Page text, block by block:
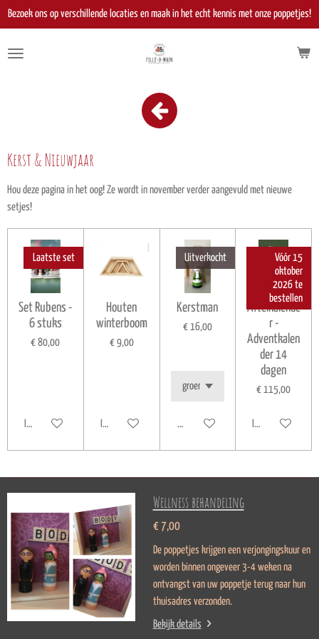
Ga
direct
naar
Bezoek ons op verschillende locaties en maak in het echt kennis met onze poppetjes!
Kerst & Nieuwjaar
Hou deze pagina in het oog! Ze wordt in november verder aangevuld met nieuwe
setjes!
Laatste set
Set Rubens -
6 stuks
€ 80,00
In winkelwagen
Houten
winterboom
€ 9,00
In winkelwagen
Uitverkocht
Kerstman
€ 16,00
Houd mij op de hoogte
Vóór 15
oktober
2026 te
bestellen
Aftelkalende
r -
Adventkalen
der 14
dagen
€ 115,00
In winkelwagen
Wellness behandeling
€ 7,00
De poppetjes krijgen een verjongingskuur en
worden binnen ongeveer 3-4 weken na
ontvangst van uw poppetje terug naar hun
thuisadres verzonden.
Bekijk details